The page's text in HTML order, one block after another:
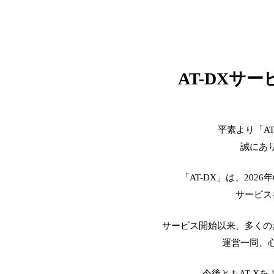
AT-DXサー
平素より「
誠にあ
「AT-DX」は、2026
サービ
サービス開始以来、多く
運営一同、